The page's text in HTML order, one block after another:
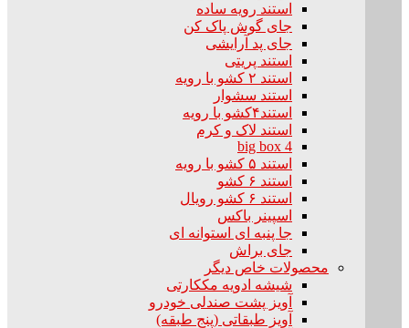
استند رویه ساده
جای گوش پاک کن
جای پد آرایشی
استند پریتی
استند ۲ کشو با رویه
استند سشوار
استند۴کشو با رویه
استند لاک و کرم
big box 4
استند ۵ کشو با رویه
استند ۶ کشو
استند ۶ کشو رویال
اسپینر باکس
جا پنبه ای استوانه ای
جای براش
محصولات خاص دیگر
شیشه ادویه مککارتی
آویز پشت صندلی خودرو
آویز طبقاتی (پنج طبقه)